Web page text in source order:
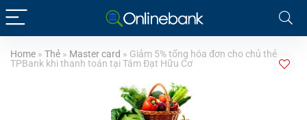
Home » Thẻ » Master card » Giảm 5% tổng hóa đơn cho chủ thẻ
TPBank khi thanh toán tại Tâm Đạt Hữu Cơ